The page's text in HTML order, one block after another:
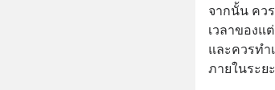
จากนั้น คว
เวลาของแ
และควรทำ
ภายในระย